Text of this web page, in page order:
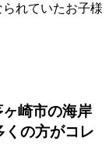
れていたお子様
崎市の海岸
くの方がコレ